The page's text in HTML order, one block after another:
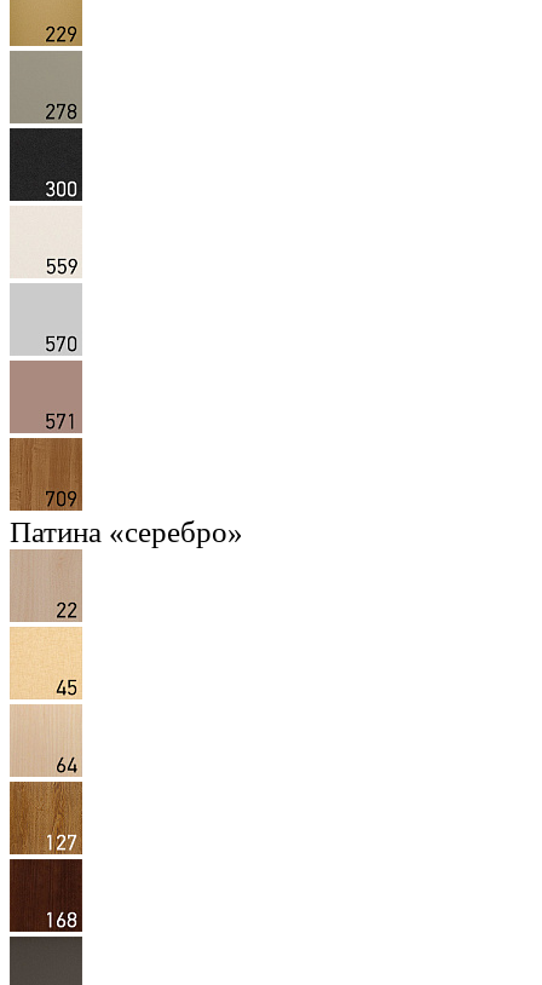
Патина «серебро»